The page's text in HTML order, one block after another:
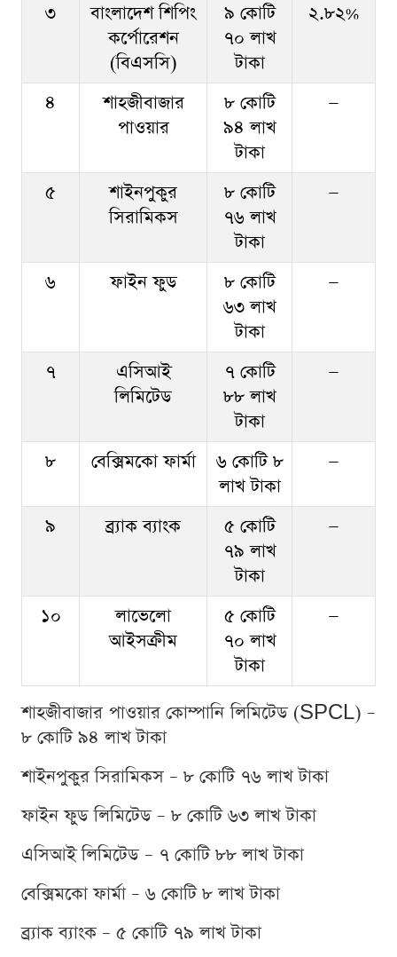
৩
বাংলাদেশ শিপিং
কর্পোরেশন
(বিএসসি)
৯ কোটি
৭০ লাখ
টাকা
২.৮২%
৪
শাহজীবাজার
পাওয়ার
৮ কোটি
৯৪ লাখ
টাকা
—
৫
শাইনপুকুর
সিরামিকস
৮ কোটি
৭৬ লাখ
টাকা
—
৬ ফাইন ফুড
৮ কোটি
৬৩ লাখ
টাকা
—
৭
এসিআই
লিমিটেড
৭ কোটি
৮৮ লাখ
টাকা
—
৮ বেক্সিমকো ফার্মা
৬ কোটি ৮
লাখ টাকা
—
৯ ব্র্যাক ব্যাংক
৫ কোটি
৭৯ লাখ
টাকা
—
১০
লাভেলো
আইসক্রীম
৫ কোটি
৭০ লাখ
টাকা
—
শাহজীবাজার পাওয়ার কোম্পানি লিমিটেড (SPCL) –
৮ কোটি ৯৪ লাখ টাকা
শাইনপুকুর সিরামিকস – ৮ কোটি ৭৬ লাখ টাকা
ফাইন ফুড লিমিটেড – ৮ কোটি ৬৩ লাখ টাকা
এসিআই লিমিটেড – ৭ কোটি ৮৮ লাখ টাকা
বেক্সিমকো ফার্মা – ৬ কোটি ৮ লাখ টাকা
ব্র্যাক ব্যাংক – ৫ কোটি ৭৯ লাখ টাকা